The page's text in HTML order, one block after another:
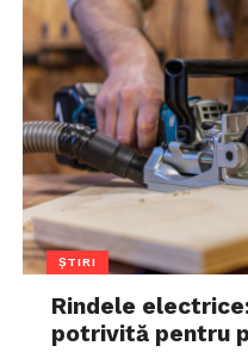
ȘTIRI
Rindele
potrivită pentru